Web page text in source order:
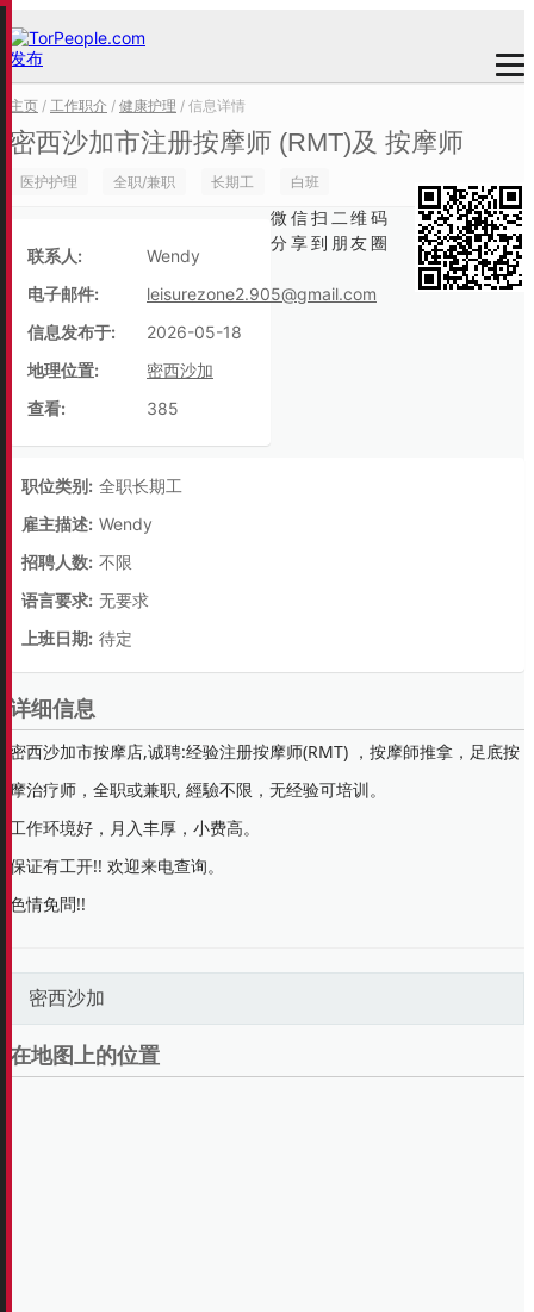
发布
主页 / 工作职介 / 健康护理 / 信息详情
密西沙加市注册按摩师 (RMT)及 按摩师
医护护理 全职/兼职 长期工 白班
微信扫二维码
分享到朋友圈
联系人:
Wendy
电子邮件:
leisurezone2.905@gmail.com
信息发布于:
2026-05-18
地理位置:
密西沙加
查看:
385
职位类别: 全职长期工
雇主描述: Wendy
招聘人数: 不限
语言要求: 无要求
上班日期: 待定
详细信息
密西沙加市按摩店,诚聘:经验注册按摩师(RMT) ，按摩師推拿，足底按
摩治疗师，全职或兼职, 經驗不限，无经验可培训。
工作环境好，月入丰厚，小费高。
保证有工开!! 欢迎来电查询。
色情免問!!
密西沙加
在地图上的位置